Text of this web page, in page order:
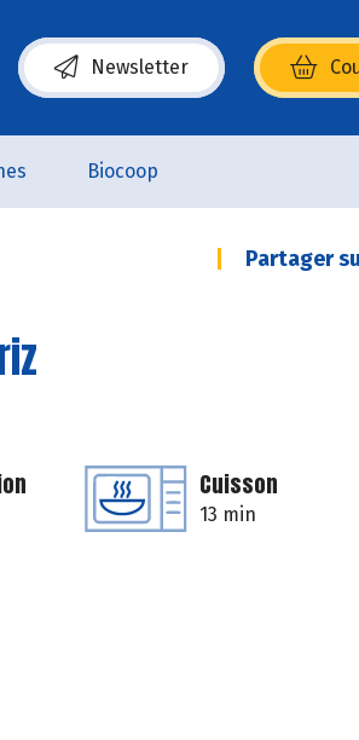
Newsletter
(s’ouvre dans une nouvelle fenêtre)
Biocoop
Partager
Cuisson
13 min